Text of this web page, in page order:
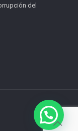
del